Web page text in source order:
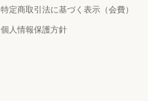
特定商取引法に基づく表示（会費）
個人情報保護方針